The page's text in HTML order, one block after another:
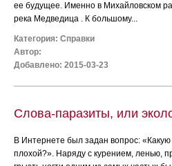
ее будущее. Именно в Михайловском
река Медведица . К большому...
Категория: Справки
Автор:
Добавлено: 2015-03-23
Слова-паразиты, или
В Интернете был задан вопрос:
плохой?». Наряду с курением, ленью,